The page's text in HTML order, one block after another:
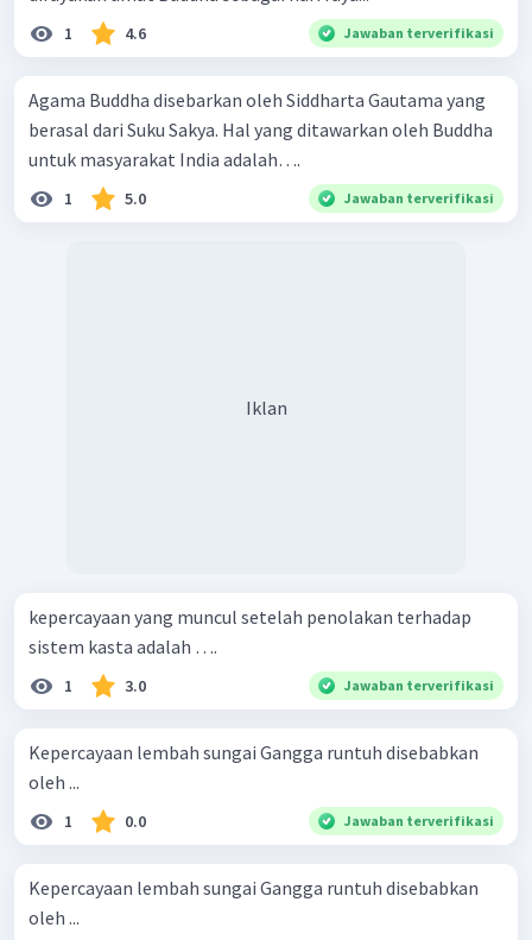
1 4.6 Jawaban terverifikasi
Agama Buddha disebarkan oleh Siddharta Gautama yang
berasal dari Suku Sakya. Hal yang ditawarkan oleh Buddha
untuk masyarakat India adalah….
1 5.0 Jawaban terverifikasi
Iklan
kepercayaan yang muncul setelah penolakan terhadap
sistem kasta adalah ….
1 3.0 Jawaban terverifikasi
Kepercayaan lembah sungai Gangga runtuh disebabkan
oleh ...
1 0.0 Jawaban terverifikasi
Kepercayaan lembah sungai Gangga runtuh disebabkan
oleh ...